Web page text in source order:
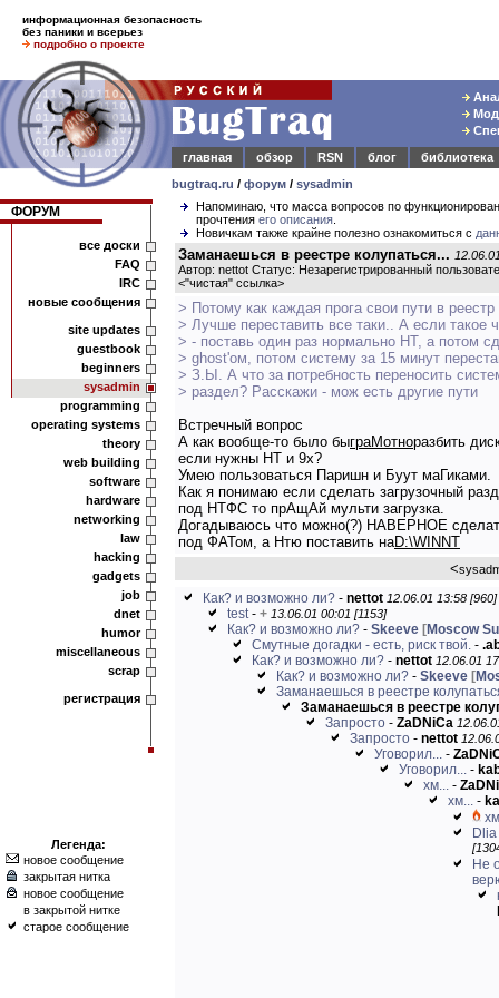
информационная безопасность
без паники и всерьез
подробно о проекте
главная
обзор RSN блог
библиотека
bugtraq.ru / форум / sysadmin
ФОРУМ
все доски
FAQ
IRC
новые сообщения
site updates
guestbook
beginners
sysadmin
programming
operating systems
theory
web building
software
hardware
networking
law
hacking
gadgets
job
dnet
humor
miscellaneous
scrap
регистрация
Легенда:
новое сообщение
закрытая нитка
новое сообщение
в закрытой нитке
старое сообщение
Напоминаю, что масса вопросов по
прочтения его описания
Новичкам также крайне полезно ознакомиться с
Заманаешься в реестре колупаться...
Автор: nettot Статус: Незарегистрированный
<"чистая" ссылка>
> Потому как каждая прога свои пути в
> Лучше переставить все таки.. А если такое
> - поставь один раз нормально НТ, а потом
> ghost'ом, потом систему за 15 минут
> З.Ы. А что за потребность переносить
> раздел? Расскажи - мож есть другие пути
Встречный вопрос
А как вообще-то было быграМотноразбить
если нужны НТ и 9х?
Умею пользоваться Паришн и Буут маГиками.
Как я понимаю если сделать загрузочный
под НТФС то прАщАй мульти загрузка.
Догадываюсь что можно(?) НАВЕРНОЕ
под ФАТом, а Нтю поставить наD:\WINNT
<
Как? и возможно ли? - nettot 12.06.01 13:58 [960]
test- + 13.06.01 00:01 [1153]
Как? и возможно ли? - Skeeve [Moscow
Смутные догадки - есть, риск твой. -
Как? и возможно ли? - nettot 12.06.01
Как? и возможно ли? - Skeeve [
Заманаешься в реестре
Заманаешься в реестре
Запросто - ZaDNiCa
Запросто - nettot
Уговорил... -
Уговорил... -
хм... -
хм... -
Не